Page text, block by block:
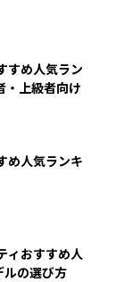
すめ人気ラン
・上級者向け
め人気ランキ
ィおすすめ人
ルの選び方